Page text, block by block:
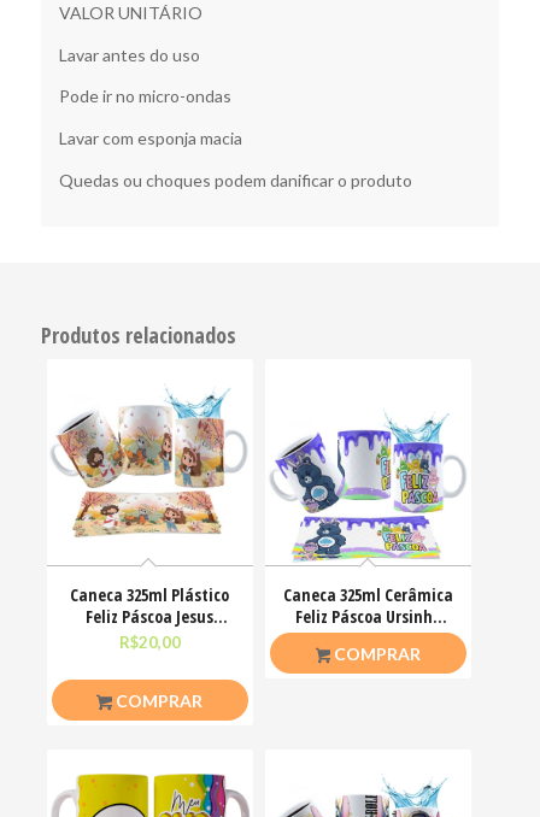
VALOR UNITÁRIO
Lavar antes do uso
Pode ir no micro-ondas
Lavar com esponja macia
Quedas ou choques podem danificar o produto
Produtos relacionados
Caneca 325ml Plástico
Feliz Páscoa Jesus
Cristo Coelhinhos
R$20,00
COMPRAR
Caneca 325ml Cerâmica
Feliz Páscoa Ursinho
Carinhosos
COMPRAR